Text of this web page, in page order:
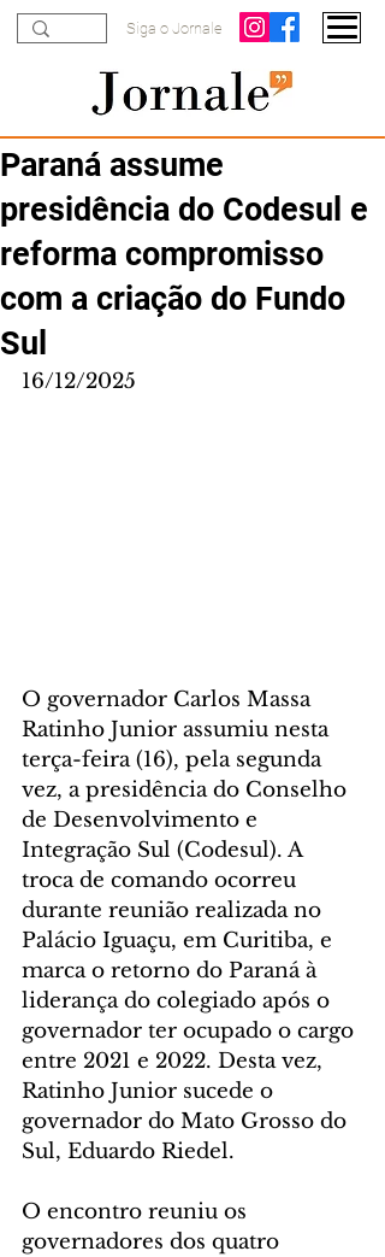
Siga o Jornale
Paraná assume
presidência do Codesul e
reforma compromisso
com a criação do Fundo
Sul
16/12/2025
O governador Carlos Massa
Ratinho Junior assumiu nesta
terça-feira (16), pela segunda
vez, a presidência do Conselho
de Desenvolvimento e
Integração Sul (Codesul). A
troca de comando ocorreu
durante reunião realizada no
Palácio Iguaçu, em Curitiba, e
marca o retorno do Paraná à
liderança do colegiado após o
governador ter ocupado o cargo
entre 2021 e 2022. Desta vez,
Ratinho Junior sucede o
governador do Mato Grosso do
Sul, Eduardo Riedel.
O encontro reuniu os
governadores dos quatro